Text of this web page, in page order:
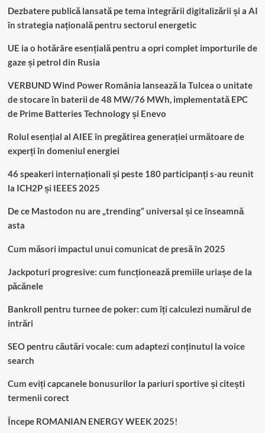
Dezbatere publică lansată pe tema integrării digitalizării și a AI
în strategia națională pentru sectorul energetic
UE ia o hotărâre esențială pentru a opri complet importurile de
gaze și petrol din Rusia
VERBUND Wind Power România lansează la Tulcea o unitate
de stocare în baterii de 48 MW/76 MWh, implementată EPC
de Prime Batteries Technology și Enevo
Rolul esențial al AIEE în pregătirea generației următoare de
experți în domeniul energiei
46 speakeri internaționali și peste 180 participanți s-au reunit
la ICH2P și IEEES 2025
De ce Mastodon nu are „trending” universal și ce înseamnă
asta
Cum măsori impactul unui comunicat de presă în 2025
Jackpoturi progresive: cum funcționează premiile uriașe de la
păcănele
Bankroll pentru turnee de poker: cum îți calculezi numărul de
intrări
SEO pentru căutări vocale: cum adaptezi conținutul la voice
search
Cum eviți capcanele bonusurilor la pariuri sportive și citești
termenii corect
Începe ROMANIAN ENERGY WEEK 2025!